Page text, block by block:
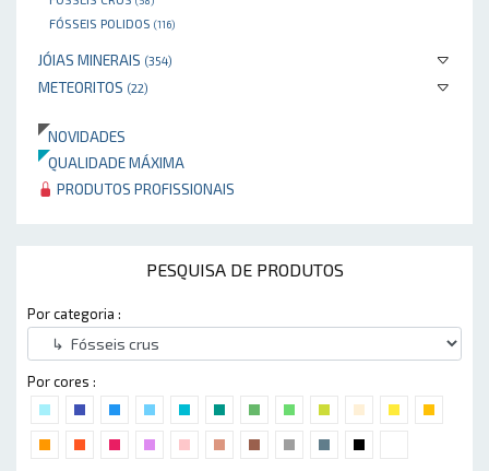
FÓSSEIS POLIDOS (116)
JÓIAS MINERAIS (354)
METEORITOS (22)
NOVIDADES
QUALIDADE MÁXIMA
PRODUTOS PROFISSIONAIS
PESQUISA DE PRODUTOS
Por categoria :
Por cores :